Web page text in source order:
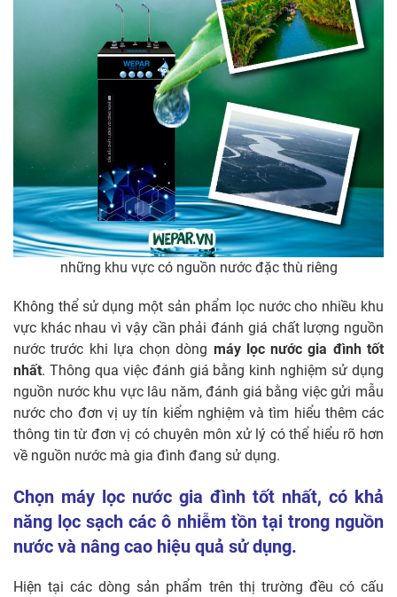
những khu vực có nguồn nước đặc thù riêng
Không thể sử dụng một sản phẩm lọc nước cho nhiều khu
vực khác nhau vì vậy cần phải đánh giá chất lượng nguồn
nước trước khi lựa chọn dòng máy lọc nước gia đình tốt
nhất. Thông qua việc đánh giá bằng kinh nghiệm sử dụng
nguồn nước khu vực lâu năm, đánh giá bằng việc gửi mẫu
nước cho đơn vị uy tín kiểm nghiệm và tìm hiểu thêm các
thông tin từ đơn vị có chuyên môn xử lý có thể hiểu rõ hơn
về nguồn nước mà gia đình đang sử dụng.
Chọn máy lọc nước gia đình tốt nhất, có khả
năng lọc sạch các ô nhiễm tồn tại trong nguồn
nước và nâng cao hiệu quả sử dụng.
Hiện tại các dòng sản phẩm trên thị trường đều có cấu